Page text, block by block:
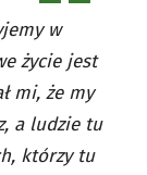
w
życie jest
mi, że my
a ludzie tu
którzy tu